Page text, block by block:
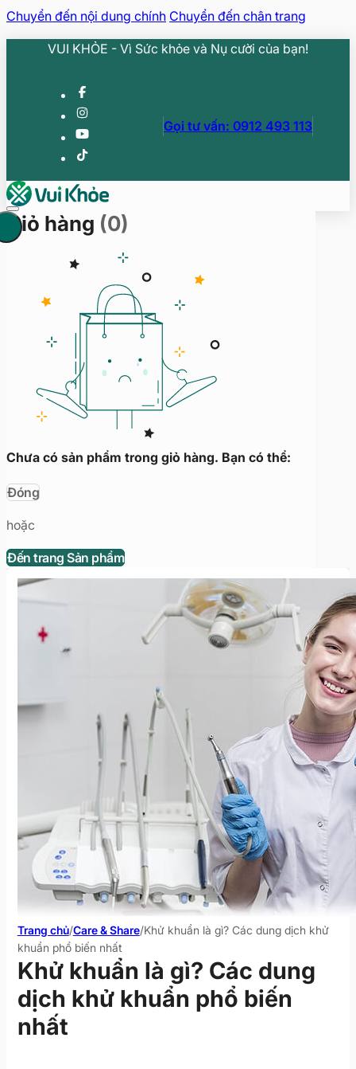
Chuyển đến nội dung chính Chuyển đến chân trang
VUI KHỎE - Vì Sức khỏe và Nụ cười của bạn!
Gọi tư vấn: 0912 493 113
Giỏ hàng (0)
Chưa có sản phẩm trong giỏ hàng. Bạn có thể:
Đóng
hoặc
Đến trang Sản phẩm
Trang chủ/Care & Share/Khử khuẩn là gì? Các dung dịch khử
khuẩn phổ biến nhất
Khử khuẩn là gì? Các dung
dịch khử khuẩn phổ biến
nhất